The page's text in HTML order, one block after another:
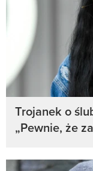
Trojanek o
„Pewnie, że